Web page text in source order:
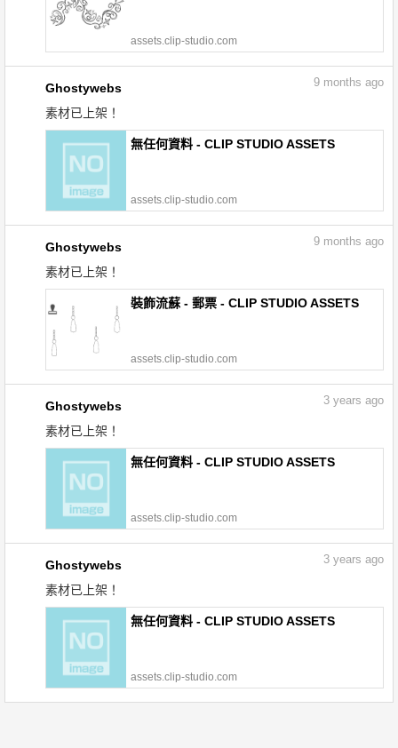
assets.clip-studio.com
Ghostywebs
素材已上架！
9 months ago
無任何資料 - CLIP STUDIO ASSETS
assets.clip-studio.com
Ghostywebs
素材已上架！
9 months ago
裝飾流蘇 - 郵票 - CLIP STUDIO ASSETS
assets.clip-studio.com
Ghostywebs
素材已上架！
3 years ago
無任何資料 - CLIP STUDIO ASSETS
assets.clip-studio.com
Ghostywebs
素材已上架！
3 years ago
無任何資料 - CLIP STUDIO ASSETS
assets.clip-studio.com